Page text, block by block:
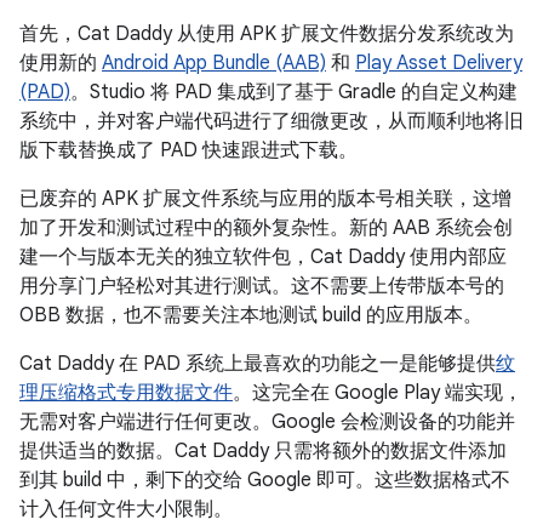
首先，Cat Daddy 从使用 APK 扩展文件数据分发系统改为
使用新的 Android App Bundle (AAB) 和 Play Asset Delivery
(PAD)。Studio 将 PAD 集成到了基于 Gradle 的自定义构建
系统中，并对客户端代码进行了细微更改，从而顺利地将旧
版下载替换成了 PAD 快速跟进式下载。
已废弃的 APK 扩展文件系统与应用的版本号相关联，这增
加了开发和测试过程中的额外复杂性。新的 AAB 系统会创
建一个与版本无关的独立软件包，Cat Daddy 使用内部应
用分享门户轻松对其进行测试。这不需要上传带版本号的
OBB 数据，也不需要关注本地测试 build 的应用版本。
Cat Daddy 在 PAD 系统上最喜欢的功能之一是能够提供纹
理压缩格式专用数据文件。这完全在 Google Play 端实现，
无需对客户端进行任何更改。Google 会检测设备的功能并
提供适当的数据。Cat Daddy 只需将额外的数据文件添加
到其 build 中，剩下的交给 Google 即可。这些数据格式不
计入任何文件大小限制。